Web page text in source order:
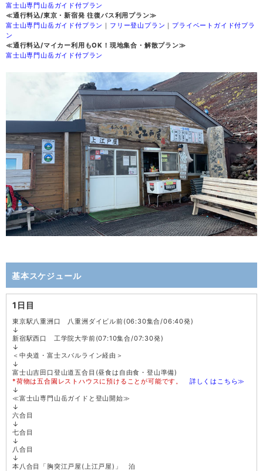
富士山専門山岳ガイド付プラン
≪通行料込/東京・新宿発 往復バス利用プラン≫
富士山専門山岳ガイド付プラン ｜ フリー登山プラン ｜ プライベートガイド付プラ
ン
≪通行料込/マイカー利用もOK！現地集合・解散プラン≫
富士山専門山岳ガイド付プラン
基本スケジュール
1日目
東京駅八重洲口 八重洲ダイビル前(06:30集合/06:40発)
↓
新宿駅西口 工学院大学前(07:10集合/07:30発)
↓
＜中央道・富士スバルライン経由＞
↓
富士山吉田口登山道五合目(昼食は自由食・登山準備)
*荷物は五合園レストハウスに預けることが可能です。
詳しくはこちら≫
↓
≪富士山専門山岳ガイドと登山開始≫
↓
六合目
↓
七合目
↓
八合目
↓
本八合目「胸突江戸屋(上江戸屋)」 泊